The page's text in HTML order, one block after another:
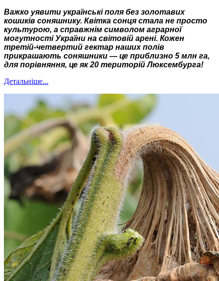
Важко уявити українські поля без золотавих
кошиків соняшнику. Квітка сонця стала не просто
культурою, а справжнім символом аграрної
могутності України на світовій арені. Кожен
третій-четвертий гектар наших полів
прикрашають соняшники — це приблизно 5 млн га,
для порівняння, це як 20 територій Люксембурга!
Детальніше...